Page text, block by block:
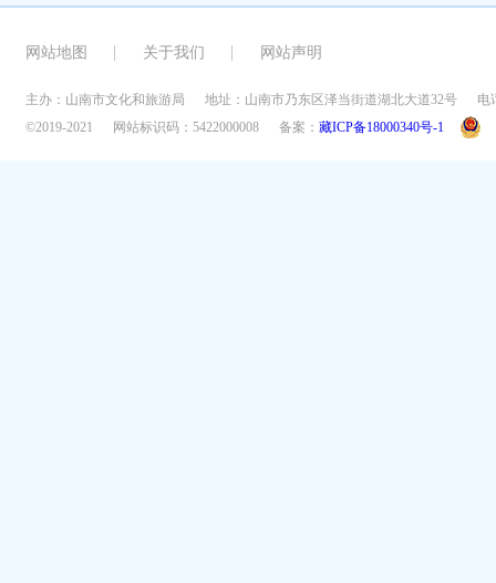
网站地图 关于我们 网站声明
主办：山南市文化和旅游局 地址：山南市乃东区泽当街道湖北大道32号
电
©2019-2021
网站标识码：5422000008 备案： 藏ICP备18000340号-1